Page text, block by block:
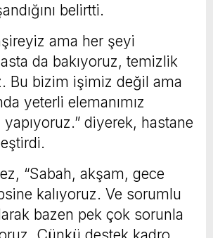
belirtti.
ama her şeyi
da bakıyoruz, temizlik
Bu bizim işimiz değil ama
yeterli elemanımız
yapıyoruz.” diyerek, hastane
“Sabah, akşam, gece
kalıyoruz. Ve sorumlu
bazen pek çok sorunla